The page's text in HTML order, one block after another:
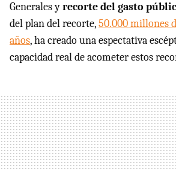
Generales yrecorte del gasto
del plan del recorte,50.000 millones
años, ha creado una espectativa
capacidad real de acometer estos